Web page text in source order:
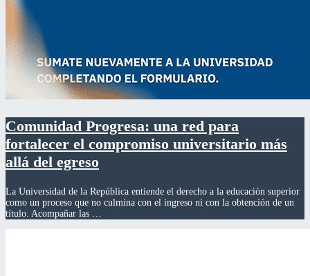
Comunidad Progresa: una red para
fortalecer el compromiso universitario más
allá del egreso
La Universidad de la República entiende el derecho a la educación superior
como un proceso que no culmina con el ingreso ni con la obtención de un
título. Acompañar las …